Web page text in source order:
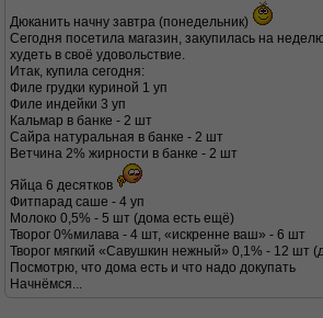
Дюканить начну завтра (понедельник)
Сегодня посетила магазин, закупилась на
худеть в своё удовольствие.
Итак, купила сегодня:
Филе грудки куриной 1 уп
Филе индейки 3 уп
Кальмар в банке - 2 шт
Сайра натуральная в банке - 2 шт
Ветчина 2% жирности в банке - 2 шт
Яйца 6 десятков
Фитпарад саше - 4 уп
Молоко 0,5% - 5 шт (дома есть ещё)
Творог 0%милава - 4 шт, «искренне ваш» - 6 шт
Творог мягкий «Савушкин нежный» 0,1% - 12 шт
Посмотрю, что дома есть и что надо докупать
Начнёмся...